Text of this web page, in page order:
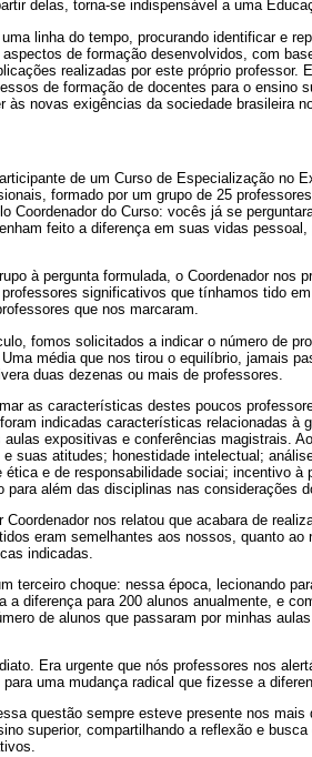
delas, torna-se indispensável a uma
linha do tempo, procurando identificar e
de formação desenvolvidos, com
realizadas por este próprio professor.
de formação de docentes para o ensino
às novas exigências da sociedade brasileira
de um Curso de Especialização no
formado por um grupo de 25
Coordenador do Curso: vocês já se
feito a diferença em suas vidas
à pergunta formulada, o Coordenador nos
significativos que tínhamos tido
que nos marcaram.
fomos solicitados a indicar o número de
média que nos tirou o equilíbrio, jamais
duas dezenas ou mais de professores.
as características destes poucos
indicadas características relacionadas à
expositivas e conferências magistrais.
suas atitudes; honestidade intelectual;
e de responsabilidade sociai; incentivo
para além das disciplinas nas considerações
nos relatou que acabara de
eram semelhantes aos nossos, quanto
indicadas.
terceiro choque: nessa época, lecionando
a diferença para 200 alunos anualmente, e
de alunos que passaram por minhas
Era urgente que nós professores nos
uma mudança radical que fizesse a
questão sempre esteve presente nos
superior, compartilhando a reflexão e